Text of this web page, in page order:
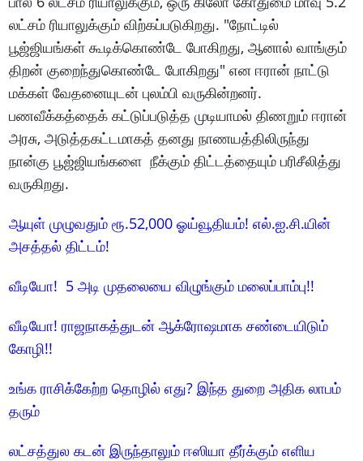
லட்சம் ரியாலுக்கும் விற்கப்படுகிறது. "நோட்டில்
பூஜ்ஜியங்கள் கூடிக்கொண்டே போகிறது, ஆனால் வாங்கும்
திறன் குறைந்துகொண்டே போகிறது" என ஈரான் நாட்டு
மக்கள் வேதனையுடன் புலம்பி வருகின்றனர்.
பணவீக்கத்தைக் கட்டுப்படுத்த முடியாமல் திணறும் ஈரான்
அரசு, அடுத்தகட்டமாகத் தனது நாணயத்திலிருந்து
நான்கு பூஜ்ஜியங்களை நீக்கும் திட்டத்தையும் பரிசீலித்து
வருகிறது.
ஆயுள் முழுவதும் ரூ.52,000 ஓய்வூதியம்! எல்.ஐ.சி.யின்
அசத்தல் திட்டம்!
வீடியோ! 5 அடி முதலையை விழுங்கும் மலைப்பாம்பு!!
வீடியோ! ராஜநாகத்துடன் ஆக்ரோஷமாக சண்டையிடும்
கோழி!!
உங்க ராசிக்கேற்ற தொழில் எது? இந்த துறை அதிக லாபம்
தரும்
லட்சத்துல கடன் இருந்தாலும் ஈஸியா தீர்க்கும் எளிய